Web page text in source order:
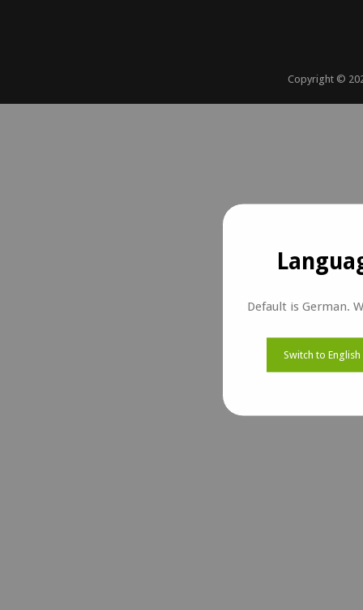
Copyright ©
Default is German.
Switch to English